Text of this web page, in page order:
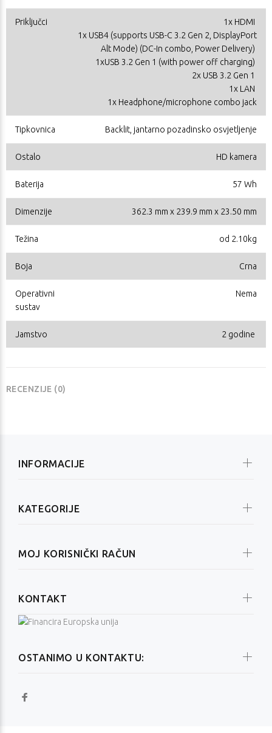
Priključci
1x HDMI
1x USB4 (supports USB-C 3.2 Gen 2, DisplayPort
Alt Mode) (DC-In combo, Power Delivery)
1xUSB 3.2 Gen 1 (with power off charging)
2x USB 3.2 Gen 1
1x LAN
1x Headphone/microphone combo jack
Tipkovnica Backlit, jantarno pozadinsko osvjetljenje
Ostalo HD kamera
Baterija 57 Wh
Dimenzije 362.3 mm x 239.9 mm x 23.50 mm
Težina od 2.10kg
Boja Crna
Operativni
sustav
Nema
Jamstvo 2 godine
RECENZIJE (0)
OSTANIMO U KONTAKTU:
INFORMACIJE
KATEGORIJE
MOJ KORISNIČKI RAČUN
KONTAKT